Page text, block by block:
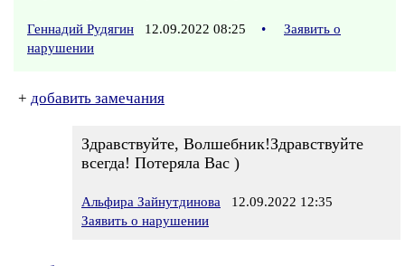
Геннадий Рудягин 12.09.2022 08:25 •
Заявить о
нарушении
+ добавить замечания
Здравствуйте, Волшебник!Здравствуйте
всегда! Потеряла Вас )
Альфира Зайнутдинова 12.09.2022 12:35
Заявить о нарушении